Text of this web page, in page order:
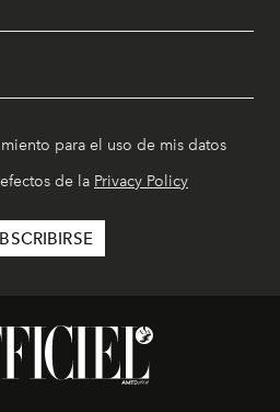
para el uso de mis datos
de la Privacy Policy